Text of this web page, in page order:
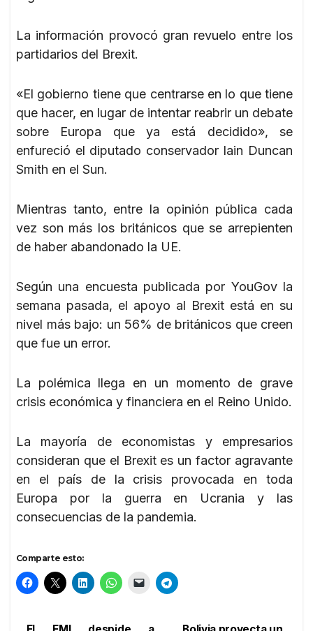
La información provocó gran revuelo entre los
partidarios del Brexit.
«El gobierno tiene que centrarse en lo que tiene
que hacer, en lugar de intentar reabrir un debate
sobre Europa que ya está decidido», se
enfureció el diputado conservador Iain Duncan
Smith en el Sun.
Mientras tanto, entre la opinión pública cada
vez son más los británicos que se arrepienten
de haber abandonado la UE.
Según una encuesta publicada por YouGov la
semana pasada, el apoyo al Brexit está en su
nivel más bajo: un 56% de británicos que creen
que fue un error.
La polémica llega en un momento de grave
crisis económica y financiera en el Reino Unido.
La mayoría de economistas y empresarios
consideran que el Brexit es un factor agravante
en el país de la crisis provocada en toda
Europa por la guerra en Ucrania y las
consecuencias de la pandemia.
Comparte esto: